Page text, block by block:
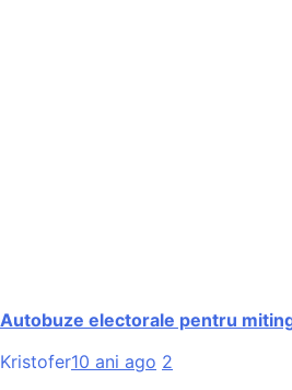
Autobuze electorale pentru
Kristofer10 ani ago 2